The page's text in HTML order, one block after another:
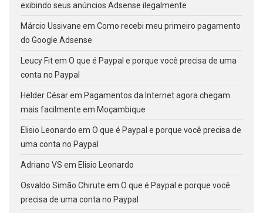
exibindo seus anúncios Adsense ilegalmente
Márcio Ussivane em Como recebi meu primeiro pagamento
do Google Adsense
Leucy Fitem O que é Paypal e porque você precisa de uma
conta no Paypal
Helder Césarem Pagamentos da Internet agora chegam
mais facilmente em Moçambique
Elisio Leonardo em O que é Paypal e porque você precisa de
uma conta no Paypal
Adriano VS em Elisio Leonardo
Osvaldo Simão Chirute em O que é Paypal e porque você
precisa de uma conta no Paypal